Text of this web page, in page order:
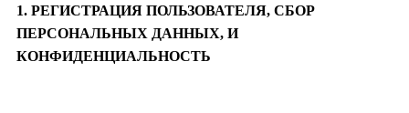
1. РЕГИСТРАЦИЯ ПОЛЬЗОВАТЕЛЯ, CБОР
ПЕРСОНАЛЬНЫХ ДАННЫХ, И
КОНФИДЕНЦИАЛЬНОСТЬ